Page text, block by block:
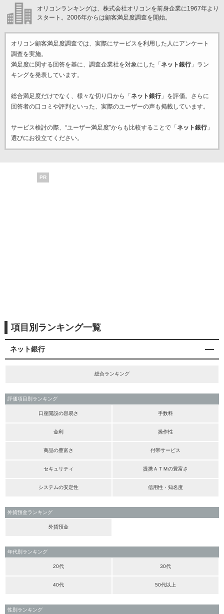
オリコンランキングは、株式会社オリコンを前身企業に1967年より
スタート。2006年からは顧客満足度調査を開始。
オリコン顧客満足度調査では、実際にサービスを利用した 人にアンケート
調査を実施。
満足度に関する回答を基に、調査企業社を対象にした「 ネット銀行」ラン
キングを発表しています。
総合満足度だけでなく、様々な切り口から「 ネット銀行」を評価。さらに
回答者の口コミや評判といった、実際のユーザーの声も掲載しています。
サービス検討の際、“ユーザー満足度”からも比較することで「 ネット銀行」
選びにお役立てください。
PR
項目別ランキング一覧
ネット銀行
総合ランキング
評価項目別ランキング
口座開設の容易さ 手数料
金利 操作性
商品の豊富さ 付帯サービス
セキュリティ 提携ＡＴＭの豊富さ
システムの安定性 信用性・知名度
外貨預金ランキング
外貨預金
年代別ランキング
20代 30代
40代 50代以上
性別ランキング